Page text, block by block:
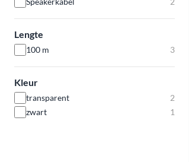
Lengte
100 m 3
Kleur
transparent
2
zwart
1